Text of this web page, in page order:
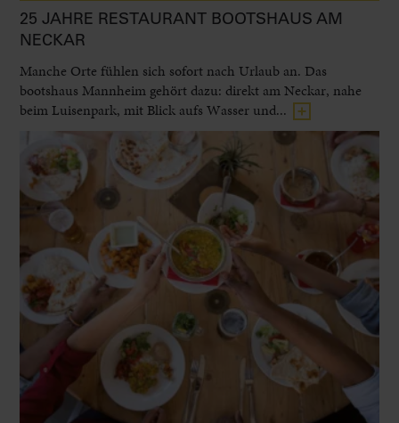
25 JAHRE RESTAURANT BOOTSHAUS AM
NECKAR
Manche Orte fühlen sich sofort nach Urlaub an. Das
bootshaus Mannheim gehört dazu: direkt am Neckar, nahe
beim Luisenpark, mit Blick aufs Wasser und...